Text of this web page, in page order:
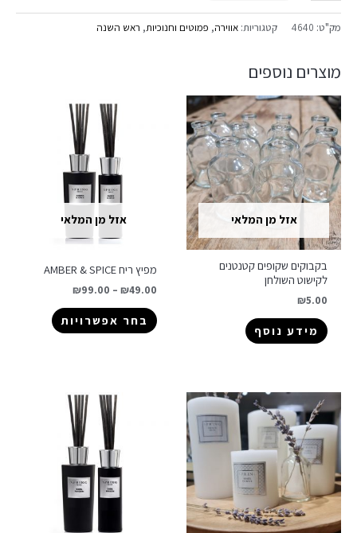
מק"ט: 4640 קטגוריות: אווירה, פמוטים וחנוכיות, ראש השנה
מוצרים נוספים
אזל מן המלאי
בקבוקים שקופים קטנטנים
לקישוט השולחן
₪5.00
מידע נוסף
אזל מן המלאי
מפיץ ריח AMBER & SPICE
₪49.00
–
₪99.00
בחר אפשרויות